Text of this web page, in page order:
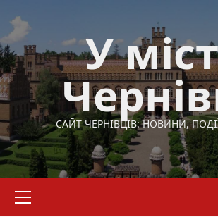
до
вмісту
У
САЙТ ЧЕРНІВЦІВ: НОВИНИ,
меню